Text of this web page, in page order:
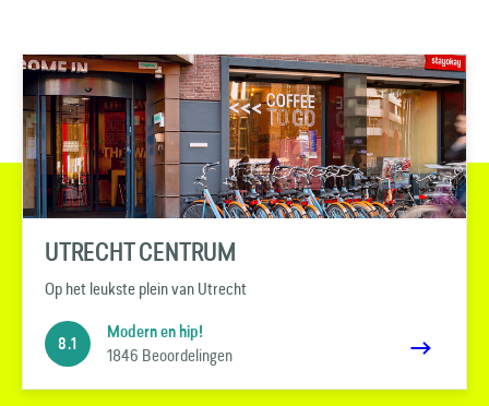
UTRECHT CENTRUM
Op het leukste plein van Utrecht
8.1
Modern en hip!
1846 Beoordelingen